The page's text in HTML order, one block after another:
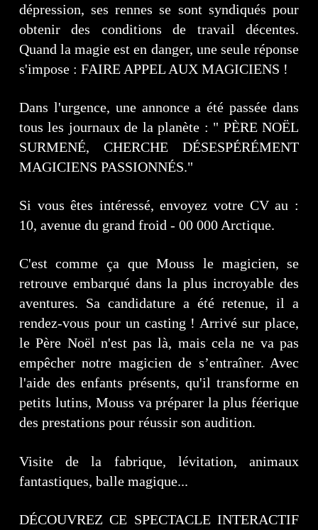
dépression, ses rennes se sont syndiqués pour
obtenir des conditions de travail décentes.
Quand la magie est en danger, une seule réponse
s'impose : FAIRE APPEL AUX MAGICIENS !
Dans l'urgence, une annonce a été passée dans
tous les journaux de la planète : " PÈRE NOËL
SURMENÉ, CHERCHE DÉSESPÉRÉMENT
MAGICIENS PASSIONNÉS."
Si vous êtes intéressé, envoyez votre CV au :
10, avenue du grand froid - 00 000 Arctique.
C'est comme ça que Mouss le magicien, se
retrouve embarqué dans la plus incroyable des
aventures. Sa candidature a été retenue, il a
rendez-vous pour un casting ! Arrivé sur place,
le Père Noël n'est pas là, mais cela ne va pas
empêcher notre magicien de s’entraîner. Avec
l'aide des enfants présents, qu'il transforme en
petits lutins, Mouss va préparer la plus féerique
des prestations pour réussir son audition.
Visite de la fabrique, lévitation, animaux
fantastiques, balle magique...
DÉCOUVREZ CE SPECTACLE INTERACTIF